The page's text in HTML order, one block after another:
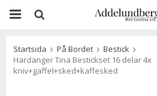
Startsida På Bordet
Bestick
Hardanger Tina Bestickset 16 delar 4x
kniv+gaffel+sked+kaffesked